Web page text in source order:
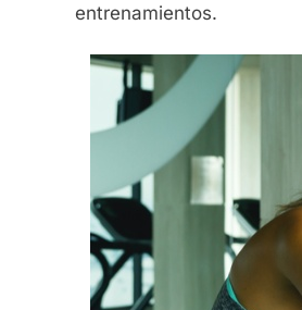
entrenamientos.